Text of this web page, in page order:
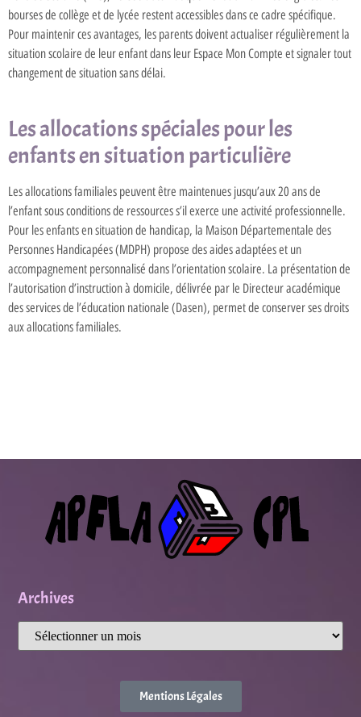
bourses de collège et de lycée restent accessibles dans ce cadre spécifique.
Pour maintenir ces avantages, les parents doivent actualiser régulièrement la
situation scolaire de leur enfant dans leur Espace Mon Compte et signaler tout
changement de situation sans délai.
Les allocations spéciales pour les
enfants en situation particulière
Les allocations familiales peuvent être maintenues jusqu’aux 20 ans de
l’enfant sous conditions de ressources s’il exerce une activité professionnelle.
Pour les enfants en situation de handicap, la Maison Départementale des
Personnes Handicapées (MDPH) propose des aides adaptées et un
accompagnement personnalisé dans l’orientation scolaire. La présentation de
l’autorisation d’instruction à domicile, délivrée par le Directeur académique
des services de l’éducation nationale (Dasen), permet de conserver ses droits
aux allocations familiales.
Archives
Mentions Légales